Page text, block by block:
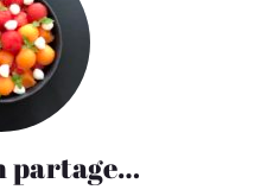
partage…